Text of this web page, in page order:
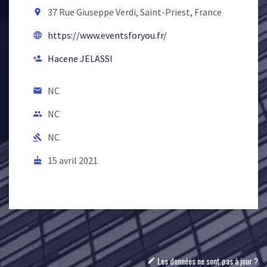
room 37 Rue Giuseppe Verdi, Saint-Priest, France
language https://www.eventsforyou.fr/
person_add Hacene JELASSI
email NC
people NC
gavel NC
cake 15 avril 2021
mode_edit Les données ne sont pas à jour ?